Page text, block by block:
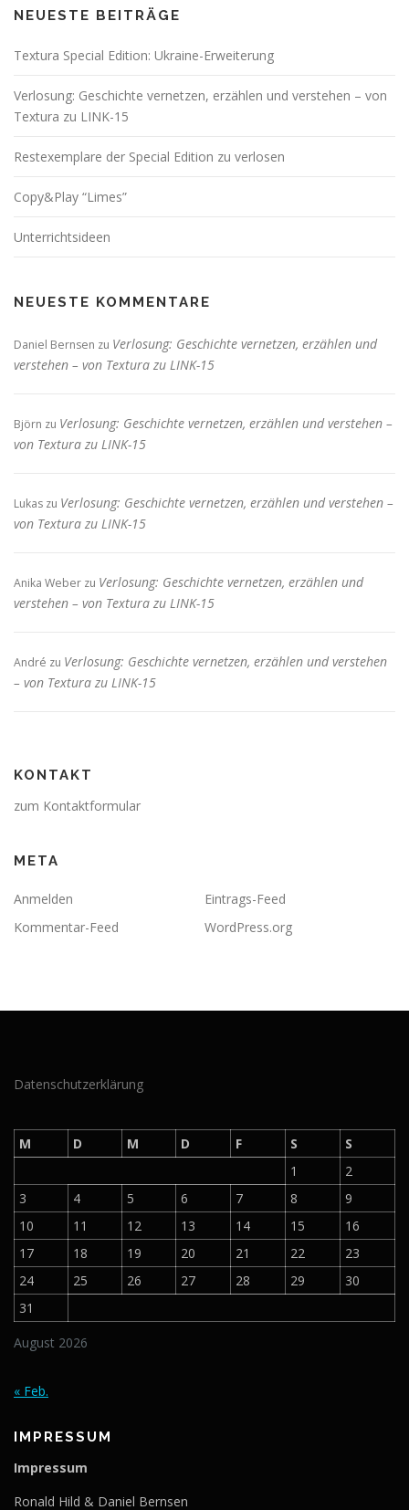
NEUESTE BEITRÄGE
Textura Special Edition: Ukraine-Erweiterung
Verlosung: Geschichte vernetzen, erzählen und verstehen – von
Textura zu LINK-15
Restexemplare der Special Edition zu verlosen
Copy&Play “Limes”
Unterrichtsideen
NEUESTE KOMMENTARE
Daniel Bernsen zu Verlosung: Geschichte vernetzen, erzählen und
verstehen – von Textura zu LINK-15
Björn zu Verlosung: Geschichte vernetzen, erzählen und verstehen –
von Textura zu LINK-15
Lukas zu Verlosung: Geschichte vernetzen, erzählen und verstehen –
von Textura zu LINK-15
Anika Weber zu Verlosung: Geschichte vernetzen, erzählen und
verstehen – von Textura zu LINK-15
André zu Verlosung: Geschichte vernetzen, erzählen und verstehen
– von Textura zu LINK-15
KONTAKT
zum Kontaktformular
META
Anmelden
Eintrags-Feed
Kommentar-Feed
WordPress.org
Datenschutzerklärung
August 2026
M D M D F S
S
1
2
3
4 5 6 7 8
9
10
11 12 13 14 15
16
17
18 19 20 21 22
23
24
25 26 27 28 29
30
31
« Feb.
IMPRESSUM
Impressum
Ronald Hild & Daniel Bernsen